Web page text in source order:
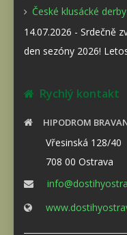
České klusácké
14.07.2026 - Srdečně
den sezóny 2026!
Rychlý kontakt
HIPODROM
Vřesinská 128/40
708 00 Ostrava